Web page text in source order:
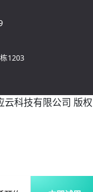
1203
科技有限公司 版权